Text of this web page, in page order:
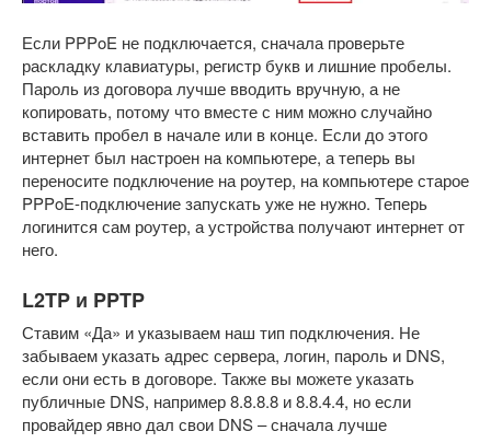
Если PPPoE не подключается, сначала проверьте
раскладку клавиатуры, регистр букв и лишние пробелы.
Пароль из договора лучше вводить вручную, а не
копировать, потому что вместе с ним можно случайно
вставить пробел в начале или в конце. Если до этого
интернет был настроен на компьютере, а теперь вы
переносите подключение на роутер, на компьютере старое
PPPoE-подключение запускать уже не нужно. Теперь
логинится сам роутер, а устройства получают интернет от
него.
L2TP и PPTP
Ставим «Да» и указываем наш тип подключения. Не
забываем указать адрес сервера, логин, пароль и DNS,
если они есть в договоре. Также вы можете указать
публичные DNS, например 8.8.8.8 и 8.8.4.4, но если
провайдер явно дал свои DNS – сначала лучше